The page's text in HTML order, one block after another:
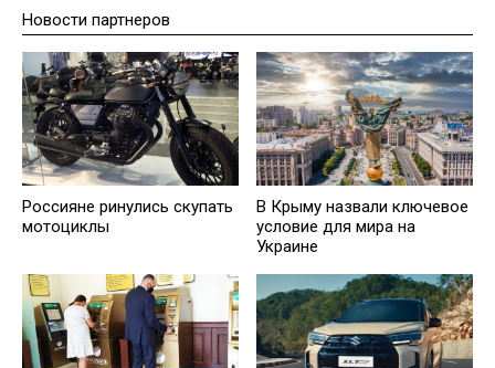
Новости партнеров
Россияне ринулись скупать
мотоциклы
В Крыму назвали ключевое
условие для мира на
Украине